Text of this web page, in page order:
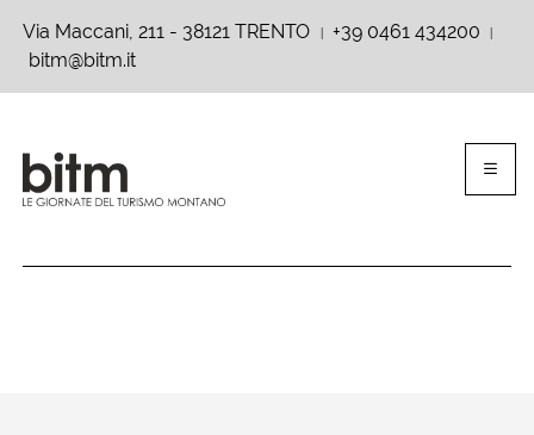
Via Maccani, 211 - 38121 TRENTO +39 0461 434200
bitm@bitm.it